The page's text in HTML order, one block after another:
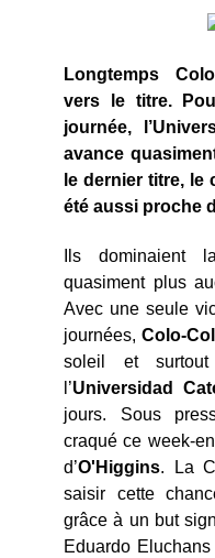
Longtemps
vers le titre.
journée,
avance
le dernier titre, le
été aussi proche
Ils dominaient
quasiment plus
Avec une seule
journées, Colo-
soleil et
l’Universidad
jours. Sous
craqué ce week-
d’O'Higgins. La
saisir cette
grâce à un but
Eduardo